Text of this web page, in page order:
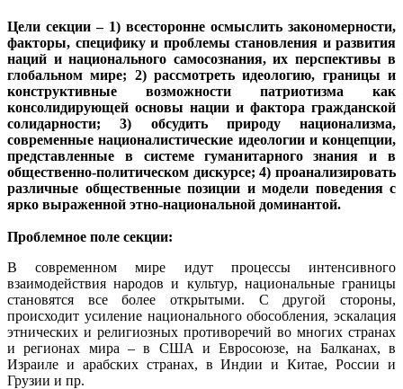
Цели секции – 1) всесторонне осмыслить закономерности,
факторы, специфику и проблемы становления и развития
наций и национального самосознания, их перспективы в
глобальном мире; 2) рассмотреть идеологию, границы и
конструктивные возможности патриотизма как
консолидирующей основы нации и фактора гражданской
солидарности; 3) обсудить природу национализма,
современные националистические идеологии и концепции,
представленные в системе гуманитарного знания и в
общественно-политическом дискурсе; 4) проанализировать
различные общественные позиции и модели поведения с
ярко выраженной этно-национальной доминантой.
Проблемное поле секции:
В современном мире идут процессы интенсивного
взаимодействия народов и культур, национальные границы
становятся все более открытыми. С другой стороны,
происходит усиление национального обособления, эскалация
этнических и религиозных противоречий во многих странах
и регионах мира – в США и Евросоюзе, на Балканах, в
Израиле и арабских странах, в Индии и Китае, России и
Грузии и пр.